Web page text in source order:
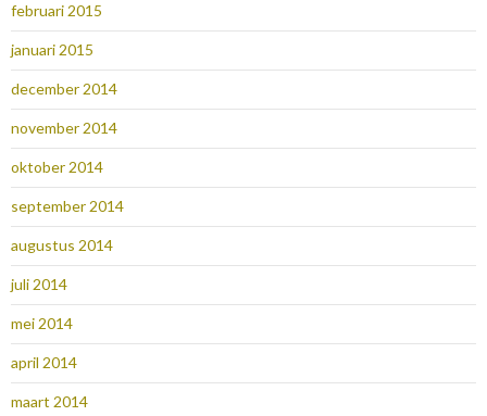
februari 2015
januari 2015
december 2014
november 2014
oktober 2014
september 2014
augustus 2014
juli 2014
mei 2014
april 2014
maart 2014